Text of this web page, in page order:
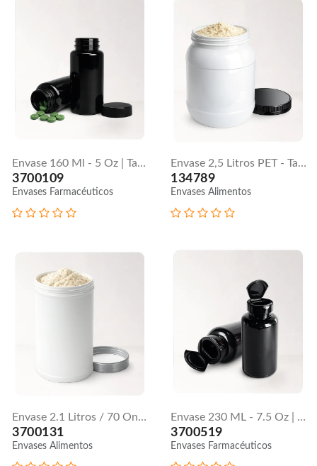
Envase 160 Ml - 5 Oz | Tapa Lisa
3700109
Envases Farmacéuticos
Envase 2,5 Litros PET - Tapa Seguridad
134789
Envases Alimentos
Envase 2.1 Litros / 70 Onzas
3700131
Envases Alimentos
Envase 230 ML - 7.5 Oz | Tapa Flip Top
3700519
Envases Farmacéuticos